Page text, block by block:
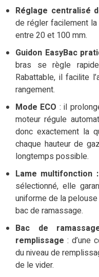
Réglage centralisé
de régler facilement
entre 20 et 100 mm.
Guidon EasyBac
bras se règle
Rabattable, il facilite
rangement.
Mode ECO : il
moteur régule
donc exactement la
chaque hauteur de
longtemps possible.
Lame multifonction
sélectionné, elle
uniforme de la
bac de ramassage.
Bac de
remplissage : d’une
du niveau de
de le vider.